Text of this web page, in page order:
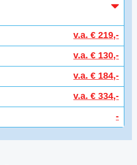
v.a. € 219,-
v.a. € 130,-
v.a. € 184,-
v.a. € 334,-
-